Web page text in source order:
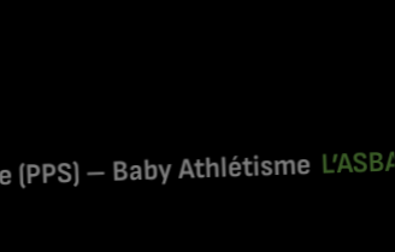
Athlétisme L’ASBA :École